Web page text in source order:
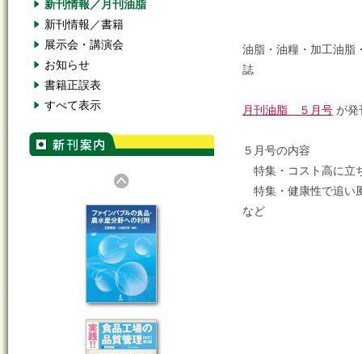
新刊情報／月刊油脂
新刊情報／書籍
展示会・講演会
お知らせ
書籍正誤表
すべて表示
油脂・油糧・加工油脂
誌
月刊油脂 ５月号 が発
５月号の内容
特集・コスト高に立
特集・健康性で追い
など